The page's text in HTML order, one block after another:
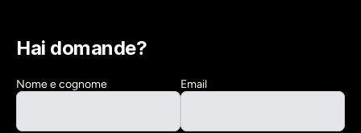
Hai domande?
Nome e cognome Email